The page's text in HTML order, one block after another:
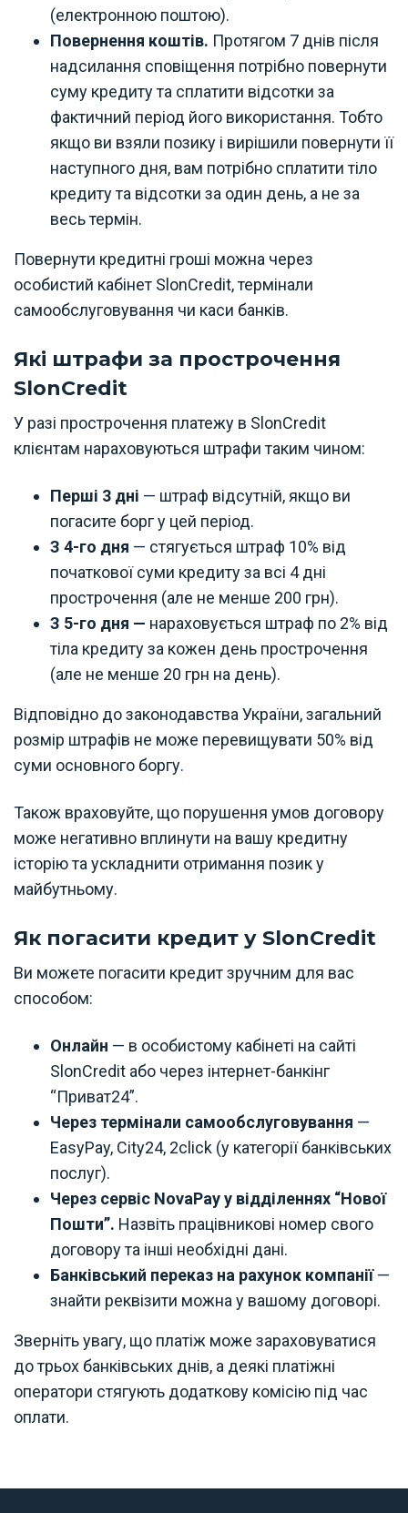
(електронною поштою).
Повернення коштів. Протягом 7 днів після
надсилання сповіщення потрібно повернути
суму кредиту та сплатити відсотки за
фактичний період його використання. Тобто
якщо ви взяли позику і вирішили повернути її
наступного дня, вам потрібно сплатити тіло
кредиту та відсотки за один день, а не за
весь термін.
Повернути кредитні гроші можна через
особистий кабінет SlonCredit, термінали
самообслуговування чи каси банків.
Які штрафи за прострочення
SlonCredit
У разі прострочення платежу в SlonCredit
клієнтам нараховуються штрафи таким чином:
Перші 3 дні — штраф відсутній, якщо ви
погасите борг у цей період.
З 4-го дня — стягується штраф 10% від
початкової суми кредиту за всі 4 дні
прострочення (але не менше 200 грн).
З 5-го дня — нараховується штраф по 2% від
тіла кредиту за кожен день прострочення
(але не менше 20 грн на день).
Відповідно до законодавства України, загальний
розмір штрафів не може перевищувати 50% від
суми основного боргу.
Також враховуйте, що порушення умов договору
може негативно вплинути на вашу кредитну
історію та ускладнити отримання позик у
майбутньому.
Як погасити кредит у SlonCredit
Ви можете погасити кредит зручним для вас
способом:
Онлайн — в особистому кабінеті на сайті
SlonCredit або через інтернет-банкінг
“Приват24”.
Через термінали самообслуговування —
EasyPay, City24, 2click (у категорії банківських
послуг).
Через сервіс NovaPay у відділеннях “Нової
Пошти”. Назвіть працівникові номер свого
договору та інші необхідні дані.
Банківський переказ на рахунок компанії—
знайти реквізити можна у вашому договорі.
Зверніть увагу, що платіж може зараховуватися
до трьох банківських днів, а деякі платіжні
оператори стягують додаткову комісію під час
оплати.